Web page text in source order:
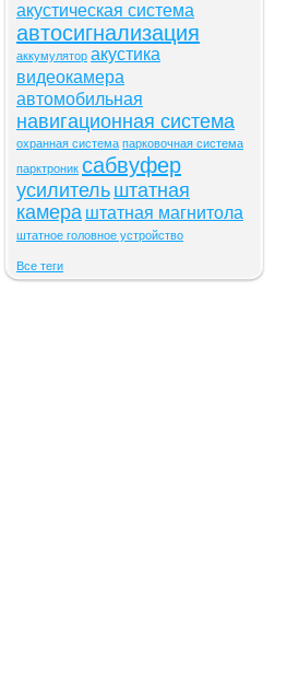
акустическая система
автосигнализация
аккумулятор акустика
видеокамера
автомобильная
навигационная система
охранная система парковочная система
парктроник сабвуфер
усилитель штатная
камера штатная магнитола
штатное головное устройство
Все теги